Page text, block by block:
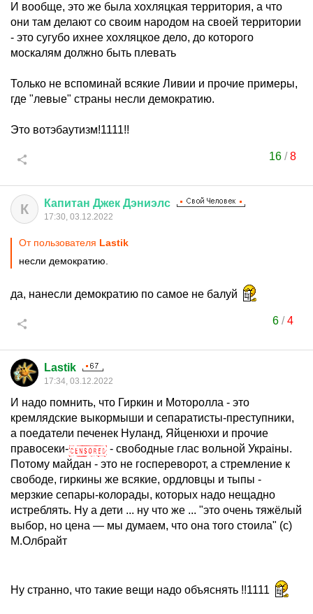
И вообще, это же была хохляцкая территория, а что
они там делают со своим народом на своей территории
- это сугубо ихнее хохляцкое дело, до которого
москалям должно быть плевать
Только не вспоминай всякие Ливии и прочие примеры,
где "левые" страны несли демократию.
Это вотэбаутизм!1111!!
16 /8
К Капитан Джек Дэниэлс
17:30, 03.12.2022
От пользователя Lastik
несли демократию.
да, нанесли демократию по самое не балуй
6/4
Lastik
17:34, 03.12.2022
И надо помнить, что Гиркин и Моторолла - это
кремлядские выкормыши и сепаратисты-преступники,
а поедатели печенек Нуланд, Яйценюхи и прочие
правосеки-
- свободные глас вольной Украiны.
Потому майдан - это не госпереворот, а стремление к
свободе, гиркины же всякие, ордловцы и тыпы -
мерзкие сепары-колорады, которых надо нещадно
истреблять. Ну а дети ... ну что же ... "это очень тяжёлый
выбор, но цена — мы думаем, что она того стоила" (с)
М.Олбрайт
Ну странно, что такие вещи надо объяснять !!1111